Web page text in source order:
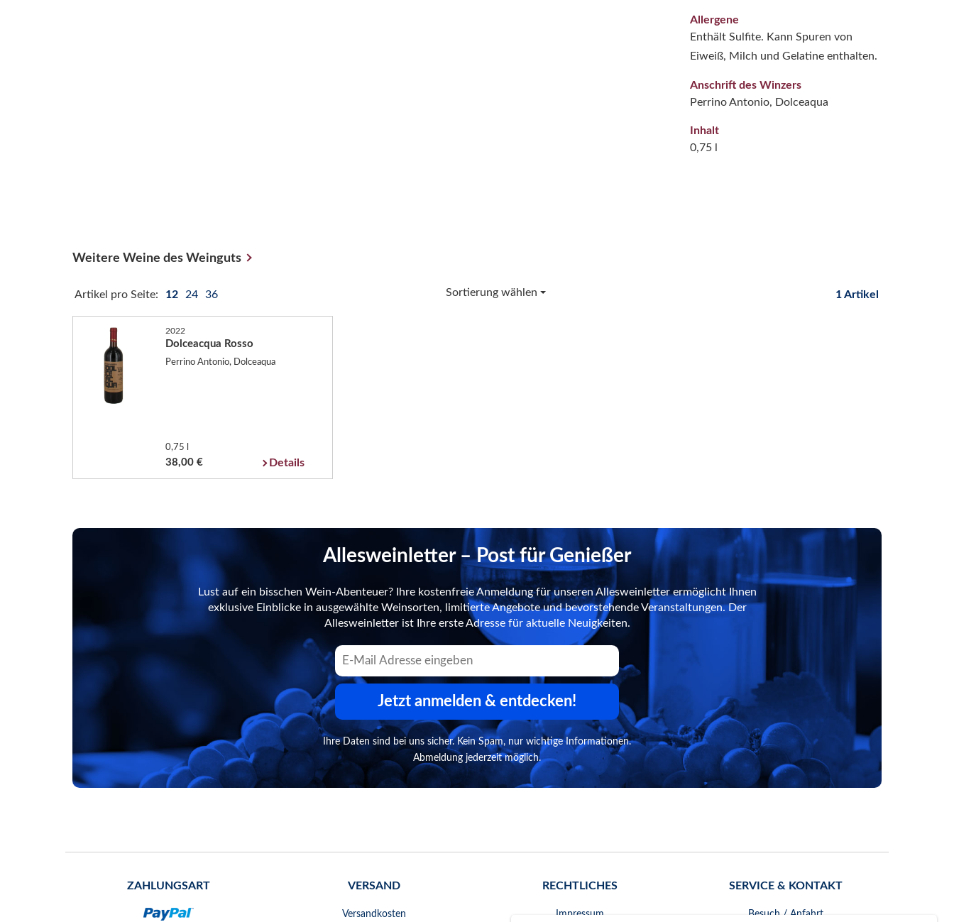
Allergene
Enthält Sulfite. Kann Spuren von
Eiweiß, Milch und Gelatine enthalten.
Anschrift des Winzers
Perrino Antonio, Dolceaqua
Inhalt
0,75 l
Weitere Weine des Weinguts
Artikel pro Seite: 12 24 36 Sortierung wählen 1 Artikel
2022
Dolceacqua Rosso
Perrino Antonio, Dolceaqua
0,75 l
38,00 € Details
Allesweinletter – Post für Genießer
Lust auf ein bisschen Wein-Abenteuer? Ihre kostenfreie Anmeldung für unseren Allesweinletter ermöglicht Ihnen
exklusive Einblicke in ausgewählte Weinsorten, limitierte Angebote und bevorstehende Veranstaltungen. Der
Allesweinletter ist Ihre erste Adresse für aktuelle Neuigkeiten.
Jetzt anmelden & entdecken!
Ihre Daten sind bei uns sicher. Kein Spam, nur wichtige Informationen.
Abmeldung jederzeit möglich.
ZAHLUNGSART VERSAND
Versandkosten
RECHTLICHES
Impressum
SERVICE & KONTAKT
Besuch / Anfahrt